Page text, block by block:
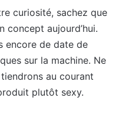
curiosité, sachez que
concept aujourd’hui.
encore de date de
sur la machine. Ne
au courant
plutôt sexy.